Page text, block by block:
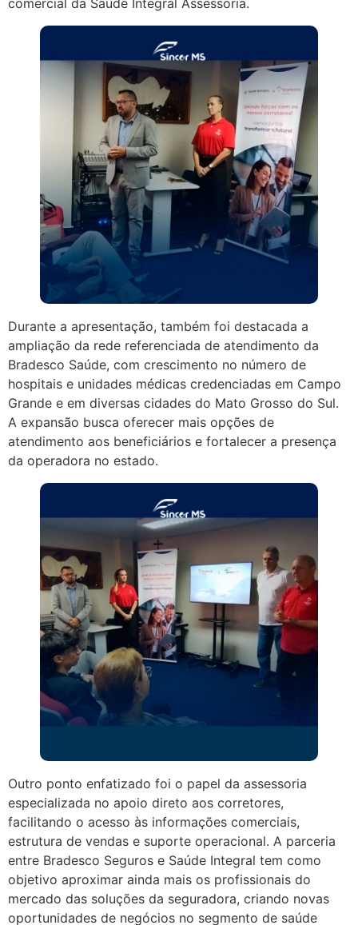
Durante a apresentação, também foi destacada a
ampliação da rede referenciada de atendimento da
Bradesco Saúde, com crescimento no número de
hospitais e unidades médicas credenciadas em Campo
Grande e em diversas cidades do Mato Grosso do Sul.
A expansão busca oferecer mais opções de
atendimento aos beneficiários e fortalecer a presença
da operadora no estado.
Outro ponto enfatizado foi o papel da assessoria
especializada no apoio direto aos corretores,
facilitando o acesso às informações comerciais,
estrutura de vendas e suporte operacional. A parceria
entre Bradesco Seguros e Saúde Integral tem como
objetivo aproximar ainda mais os profissionais do
mercado das soluções da seguradora, criando novas
oportunidades de negócios no segmento de saúde